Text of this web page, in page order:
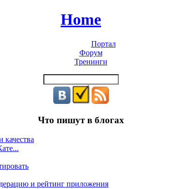
Home
Портал
Форум
Тренинги
Что пишут в блогах
качества
и рейтинг приложения